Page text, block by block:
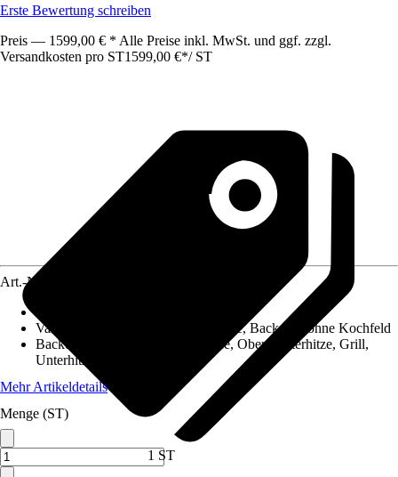
Erste Bewertung schreiben
Preis — 1599,00 € * Alle Preise inkl. MwSt. und ggf. zzgl.
Versandkosten pro ST1599,00 €*/ ST
Art.-Nr.
Variante
Kombiofen mit Mikrowelle, Backofen ohne Kochfeld
Backofen-Funktionen
Auftaustufe, Ober-/Unterhitze, Grill,
Unterhitze, Dampfgaren
Mehr Artikeldetails
Menge (ST)
1 ST